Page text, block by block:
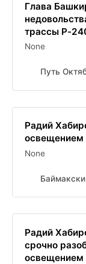
Глава
трассы Р-
None
Путь
Радий
None
Радий
срочно